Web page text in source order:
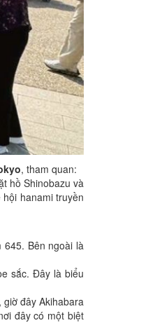
, tham quan:
hồ Shinobazu và
hanami truyền
Bên ngoài là
sắc. Đây là biểu
đây Akihabara
đây có một biệt